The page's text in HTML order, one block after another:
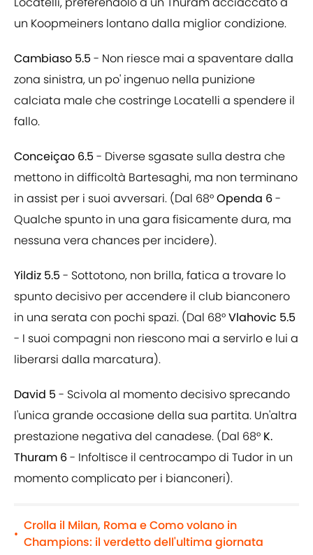
un Koopmeiners lontano dalla miglior condizione.
Cambiaso 5.5 - Non riesce mai a spaventare dalla
zona sinistra, un po' ingenuo nella punizione
calciata male che costringe Locatelli a spendere il
fallo.
Conceiçao 6.5 - Diverse sgasate sulla destra che
mettono in difficoltà Bartesaghi, ma non terminano
in assist per i suoi avversari. (Dal 68°Openda 6-
Qualche spunto in una gara fisicamente dura, ma
nessuna vera chances per incidere).
Yildiz 5.5 - Sottotono, non brilla, fatica a trovare lo
spunto decisivo per accendere il club bianconero
in una serata con pochi spazi. (Dal 68°Vlahovic 5.5
- I suoi compagni non riescono mai a servirlo e lui a
liberarsi dalla marcatura).
David 5 - Scivola al momento decisivo sprecando
l'unica grande occasione della sua partita. Un'altra
prestazione negativa del canadese. (Dal 68° K.
Thuram 6- Infoltisce il centrocampo di Tudor in un
momento complicato per i bianconeri).
•
Crolla il Milan, Roma e Como volano in
Champions: il verdetto dell'ultima giornata